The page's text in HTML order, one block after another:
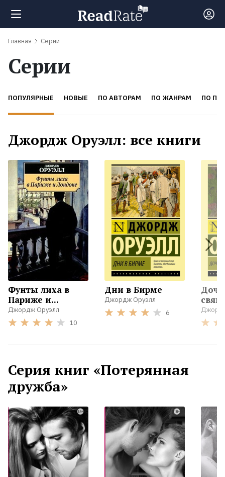
Поиск
Новости
Рейтинги
Книги
Самые
обсуждаемые
книги
Авторы
Жанры
Серии
Экранизации
Главная Серии
Серии
ПОПУЛЯРНЫЕ НОВЫЕ ПО АВТОРАМ ПО ЖАНРАМ ПО
Джордж Оруэлл: все книги
Фунты лиха в
Париже и...
Джордж Оруэлл
10
Дни в Бирме
Джордж Оруэлл
6
Дочь
Серия книг «Потерянная
дружба»